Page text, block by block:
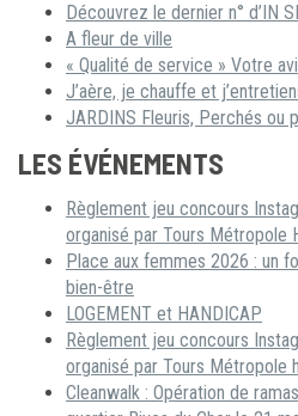
Découvrez le dernier n° d’IN
A fleur de ville
« Qualité de service » Votre
J’aère, je chauffe et
JARDINS Fleuris, Perchés ou
LES ÉVÉNEMENTS
Règlement jeu concours
organisé par Tours Métropole
Place aux femmes 2026 : un
bien-être
LOGEMENT et HANDICAP
Règlement jeu concours
organisé par Tours Métropole
Cleanwalk : Opération de